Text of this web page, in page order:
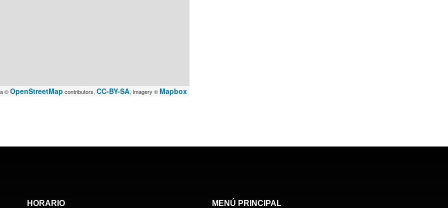
©OpenStreetMap contributors, CC-BY-SA, Imagery © Mapbox
HORARIO MENÚ PRINCIPAL